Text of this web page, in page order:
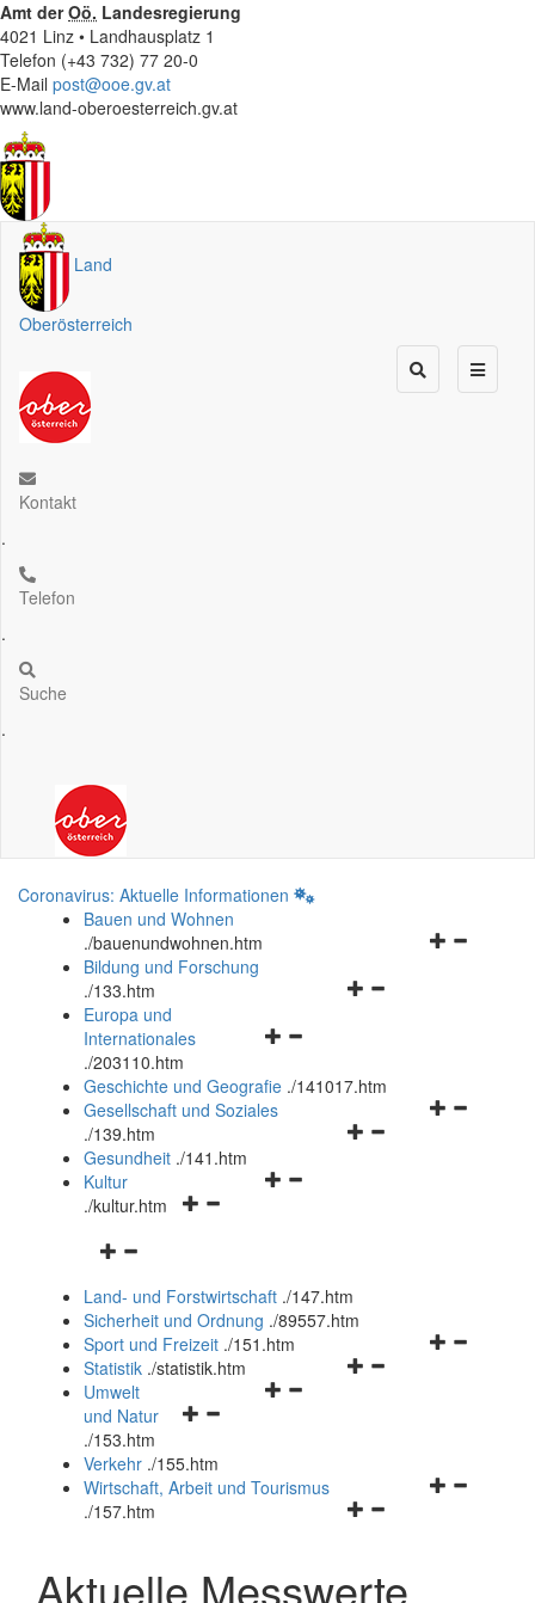
Amt derOö. Landesregierung
4021 Linz • Landhausplatz 1
Telefon (+43 732) 77 20-0
E-Mail post@ooe.gv.at
www.land-oberoesterreich.gv.at
Land
Oberösterreich
Kontakt
.
Telefon
.
Suche
.
Coronavirus: Aktuelle Informationen
Bauen und Wohnen
./bauenundwohnen.htm
Navigationsmenü
Bildung und Forschung
./133.htm
Navigationsmenü
und
schließen
Europa und
Internationales
./203110.htm
Geschichte und Geografie ./141017.htm
Navigationsmenü
Gesellschaft und Soziales
./139.htm
Navigationsmenü
Gesundheit ./141.htm
Navigationsmenü
Kultur
./kultur.htm
Navigationsmenü
und
schließen
Land- und Forstwirtschaft ./147.htm
Sicherheit und Ordnung ./89557.htm
Navigationsmenü
Sport und Freizeit ./151.htm
Navigationsmenü
Statistik ./statistik.htm
Navigationsmenü
und
schließen
Umwelt
und Natur
./153.htm
Verkehr ./155.htm
Navigationsmenü
schließen
Wirtschaft, Arbeit und Tourismus
./157.htm
Aktuelle Messwerte